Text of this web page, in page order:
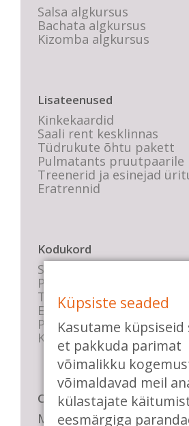
Salsa algkursus
Bachata algkursus
Kizomba algkursus
Lisateenused
Kinkekaardid
Saali rent kesklinnas
Tüdrukute õhtu pakett
Pulmatants pruutpaarile
Treenerid ja esinejad
Eratrennid
Kodukord
Stuudio sisekord
Privaatsustingimused
Tasemete kirjeldused
E-poe tingimused
Parkimise info
KKK
Casa de Baile
Me pühendume lõbusale
Küpsiste seaded
Kasutame küpsiseid
et pakkuda parimat
võimalikku
võimaldavad meil
külastajate
eesmärgiga